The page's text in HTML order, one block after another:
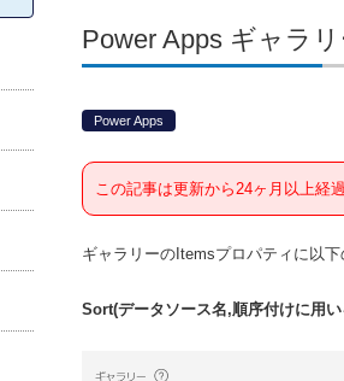
Power Apps ギャラ
Power Apps
この記事は更新から24ヶ月以上経
ギャラリーのItemsプロパティに以下
Sort(データソース名,順序付けに用